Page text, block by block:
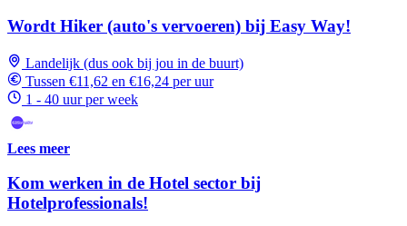
Wordt Hiker (auto's vervoeren) bij Easy Way!
Landelijk (dus ook bij jou in de buurt)
Tussen €11,62 en €16,24 per uur
1 - 40 uur per week
Lees meer
Kom werken in de Hotel sector bij
Hotelprofessionals!